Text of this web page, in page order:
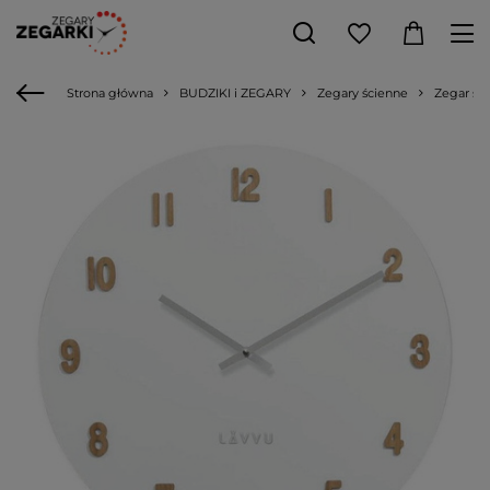
Strona główna BUDZIKI i ZEGARY Zegary ścienne Zegar